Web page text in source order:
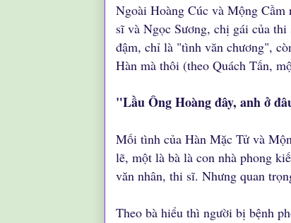
Ngoài Hoàng Cúc và Mộng
sĩ và Ngọc Sương, chị gái của
đậm, chỉ là "tình văn chương",
Hàn mà thôi (theo Quách Tấn,
"Lầu Ông Hoàng đây, anh ở
Mối tình của Hàn Mặc Tử và
lẽ, một là bà là con nhà phong
văn nhân, thi sĩ. Nhưng quan
Theo bà hiểu thì người bị bệnh